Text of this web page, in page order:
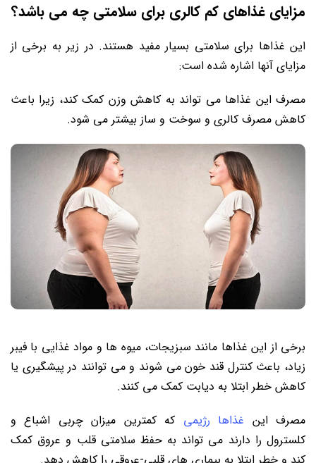
مزایای غذاهای کم کالری برای سلامتی چه می باشد؟
این غذاها برای سلامتی بسیار مفید هستند. در زیر به برخی از
مزایای آنها اشاره شده است:
مصرف این غذاها می ‌تواند به کاهش وزن کمک کند، زیرا باعث
کاهش مصرف کالری و سوخت و ساز بیشتر می ‌شود.
برخی از این غذاها مانند سبزیجات، میوه‌ ها و مواد غذایی با فیبر
زیاد، باعث کنترل قند خون می‌ شوند و می ‌توانند در پیشگیری یا
کاهش خطر ابتلا به دیابت کمک می کنند.
مصرف این غذاها رژیمی که کمترین میزان چربی اشباع و
کلسترول را دارند می ‌تواند به حفظ سلامتی قلب و عروق کمک